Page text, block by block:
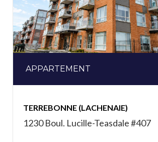
APPARTEMENT
TERREBONNE (LACHENAIE)
1230 Boul. Lucille-Teasdale #407